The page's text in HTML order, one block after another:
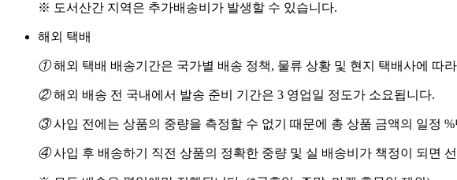
※ 도서산간 지역은 추가배송비가 발생할 수 있습니다.
해외 택배
①해외 택배 배송기간은 국가별 배송 정책, 물류 상황 및 현지 택배사에 따
②해외 배송 전 국내에서 발송 준비 기간은 3 영업일 정도가 소요됩니다.
③사입 전에는 상품의 중량을 측정할 수 없기 때문에 총 상품 금액의 일정
④사입 후 배송하기 직전 상품의 정확한 중량 및 실 배송비가 책정이 되면